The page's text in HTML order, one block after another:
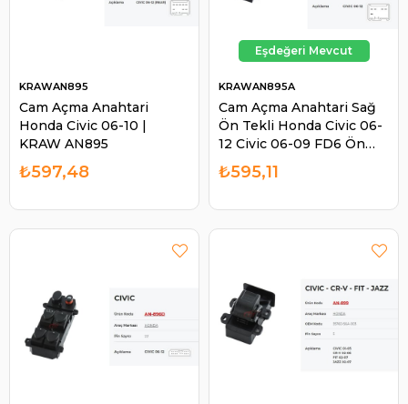
Cam Açma Anahtari
Honda Civic 06-10 |
KRAW AN895
KRAWAN895
₺597,48
Cam Açma Anahtari Sağ
Ön Tekli Honda Civic 06-
12 Civic 06-09 FD6 Ön
Sağ 35750SNAA02 |
KRAW AN895A
KRAWAN895A
₺595,11